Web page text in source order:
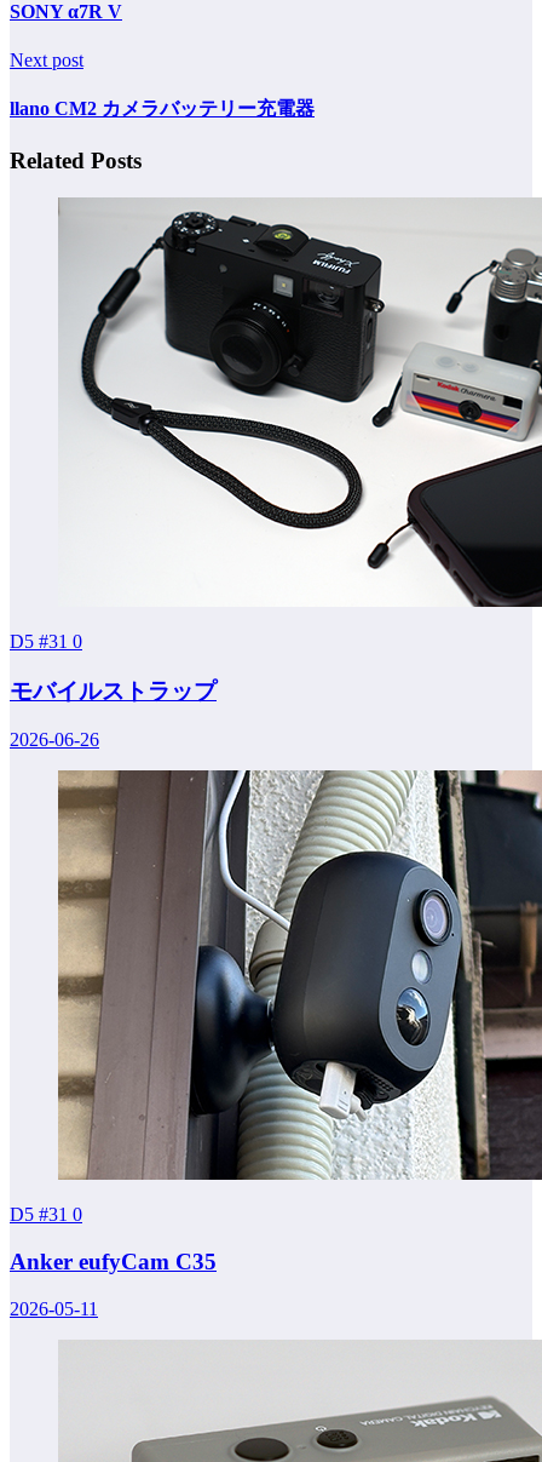
SONY α7R V
Next post
llano CM2 カメラバッテリー充電器
Related Posts
D5 #31 0
モバイルストラップ
2026-06-26
D5 #31 0
Anker eufyCam C35
2026-05-11